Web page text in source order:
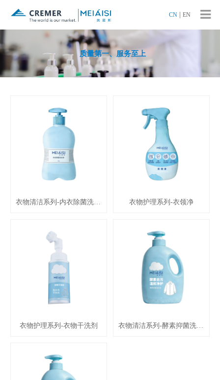
CN EN
质量第一、服务至上
衣物清洁系列-内衣除菌洗衣液 衣物护理系列-衣领净
衣物护理系列-衣物干洗剂 衣物清洁系列-酵素抑菌洗衣液